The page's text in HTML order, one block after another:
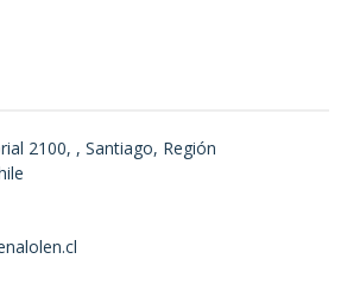
2100, , Santiago, Región